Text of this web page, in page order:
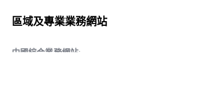
區域及專業業務網站
中國綜合業務網站: